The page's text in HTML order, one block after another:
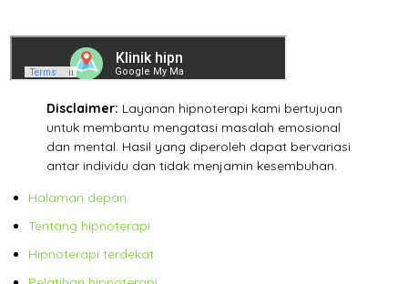
Disclaimer: Layanan hipnoterapi kami bertujuan
untuk membantu mengatasi masalah emosional
dan mental. Hasil yang diperoleh dapat bervariasi
antar individu dan tidak menjamin kesembuhan.
Halaman depan
Tentang hipnoterapi
Hipnoterapi terdekat